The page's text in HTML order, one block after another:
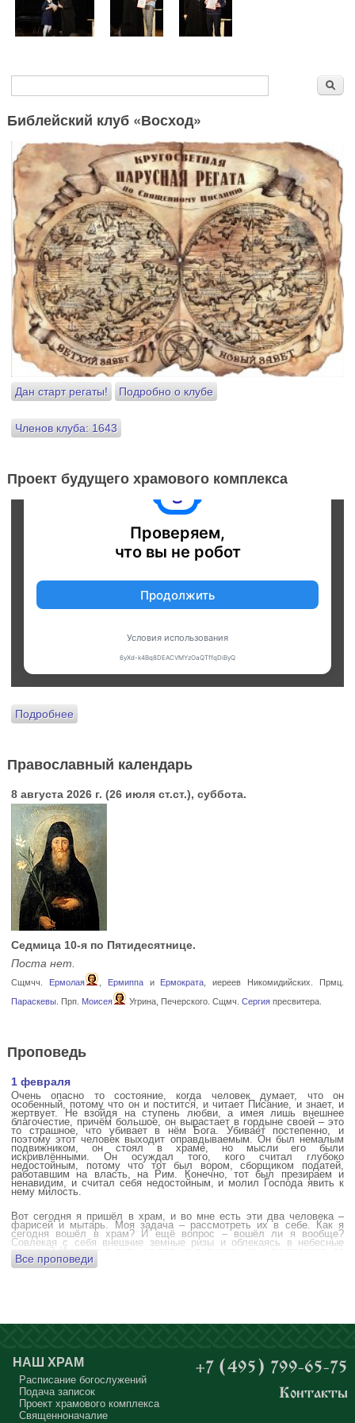
Форма поиска
Библейский клуб «Восход»
Дан старт регаты! Подробно о клубе
Членов клуба: 1643
Проект будущего храмового комплекса
Подробнее
Православный календарь
8 августа 2026 г. (26 июля ст.ст.), суббота.
Седмица 10-я по Пятидесятнице.
Поста нет.
Сщмчч. Ермолая Ермиппаи Ермократа , иереев Никомидийских. Прмц.
Параскевы. Прп. Моисея Угрина, Печерского. Сщмч. Сергияпресвитера.
Проповедь
1 февраля
Очень опасно то состояние, когда человек думает, что он
особенный, потому что он и постится, и читает Писание, и знает, и
жертвует. Не взойдя на ступень любви, а имея лишь внешнее
благочестие, причём большое, он вырастает в гордыне своей – это
то страшное, что убивает в нём Бога. Убивает постепенно, и
поэтому этот человек выходит оправдываемым. Он был немалым
подвижником, он стоял в храме, но мысли его были
искривлёнными. Он осуждал того, кого считал глубоко
недостойным, потому что тот был вором, сборщиком податей,
работавшим на власть, на Рим. Конечно, тот был презираем и
ненавидим, и считал себя недостойным, и молил Господа явить к
нему милость.
Вот сегодня я пришёл в храм, и во мне есть эти два человека –
фарисей и мытарь. Моя задача – рассмотреть их в себе. Как я
сегодня вошёл в храм? И ещё вопрос – вошёл ли я вообще?
Совлекая с себя внешние земные ризы и облекаясь в небесные
одежды? Имеется в виду не только внешние, но и внутренние, то
есть помыслы.
сердца?
Бог открыл помыслы людей, стоящих в храме, и он ужаснулся
тому, что никто из них не молится – ни один человек, кроме одного
мальчика. Мысли у людей о чём угодно: о работе, о молодой жене
или возлюбленной, о детях, о долгах, о футбольном матче, о
путешествиях, о скором отпуске, о билетах, о машине, об одежде, о
том, что будет после службы, где я буду обедать, куда пойду, что
подарить, что подарят, что я посмотрю, что, может быть, почитаю...
Все проповеди
НАШ ХРАМ
Расписание богослужений
Подача записок
Проект храмового комплекса
Священноначалие
+7 (495) 799-65-75
Контакты